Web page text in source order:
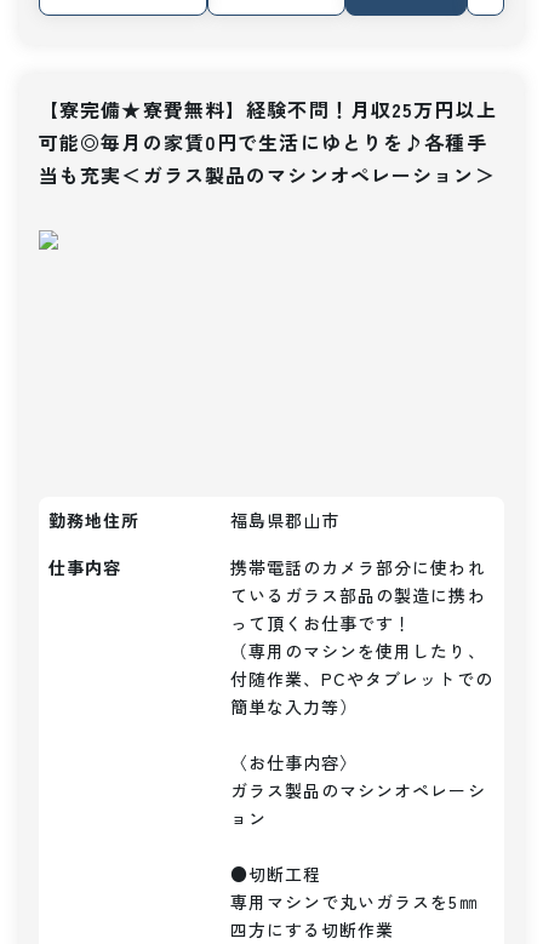
【寮完備★寮費無料】経験不問！月収25万円以上
可能◎毎月の家賃0円で生活にゆとりを♪各種手
当も充実＜ガラス製品のマシンオペレーション＞
勤務地住所
福島県郡山市
仕事内容
携帯電話のカメラ部分に使われ
ているガラス部品の製造に携わ
って頂くお仕事です！
（専用のマシンを使用したり、
付随作業、PCやタブレットでの
簡単な入力等）
〈お仕事内容〉
ガラス製品のマシンオペレーシ
ョン
●切断工程
専用マシンで丸いガラスを5㎜
四方にする切断作業